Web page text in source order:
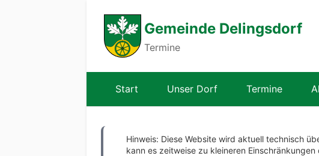
Gemeinde Delingsdorf
Termine
Start Unser Dorf Termine
Hinweis: Diese Website wird aktuell technisch
kann es zeitweise zu kleineren